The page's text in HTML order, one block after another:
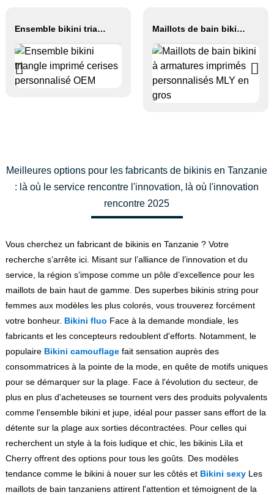
Ensemble bikini triangle imprimé cerises personnalisé OEM Maillots de bain bikini à armatures imprimés personnalisés MLY en gros
Meilleures options pour les fabricants de bikinis en Tanzanie
: là où le service rencontre l'innovation, là où l'innovation
rencontre 2025
Vous cherchez un fabricant de bikinis en Tanzanie ? Votre
recherche s’arrête ici. Misant sur l’alliance de l’innovation et du
service, la région s’impose comme un pôle d’excellence pour les
maillots de bain haut de gamme. Des superbes bikinis string pour
femmes aux modèles les plus colorés, vous trouverez forcément
votre bonheur. Bikini fluo Face à la demande mondiale, les
fabricants et les concepteurs redoublent d'efforts. Notamment, le
populaire Bikini camouflagefait sensation auprès des
consommatrices à la pointe de la mode, en quête de motifs uniques
pour se démarquer sur la plage. Face à l'évolution du secteur, de
plus en plus d'acheteuses se tournent vers des produits polyvalents
comme l'ensemble bikini et jupe, idéal pour passer sans effort de la
détente sur la plage aux sorties décontractées. Pour celles qui
recherchent un style à la fois ludique et chic, les bikinis Lila et
Cherry offrent des options pour tous les goûts. Des modèles
tendance comme le bikini à nouer sur les côtés et Bikini sexyLes
maillots de bain tanzaniens attirent l'attention et témoignent de la